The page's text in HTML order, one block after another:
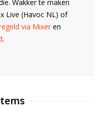
Wakker te maken
Live (Havoc NL) of
via Mixeren
.